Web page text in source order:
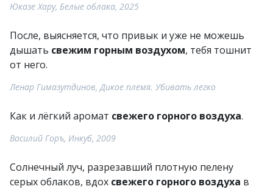
Юказе Хару, Белые облака, 2025
После, выясняется, что привык и уже не можешь
дышать свежим горным воздухом, тебя тошнит
от него.
Ленар Гимазутдинов, Дикое племя. Убивать легко
Как и лёгкий аромат свежего горного воздуха.
Василий Горъ, Инкуб, 2009
Солнечный луч, разрезавший плотную пелену
серых облаков, вдох свежего горного воздуха в